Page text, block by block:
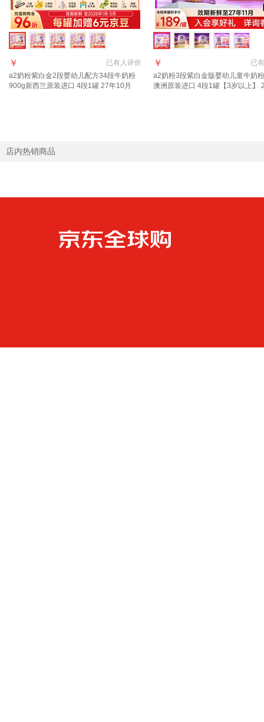
已有人评价
￥
a2奶粉紫白金2段婴幼儿配方34段牛奶粉
900g新西兰原装进口 4段1罐 27年10月
已有
￥
a2奶粉3段紫白金版婴幼儿童牛奶
澳洲原装进口 4段1罐【3岁以上】
店内热销商品